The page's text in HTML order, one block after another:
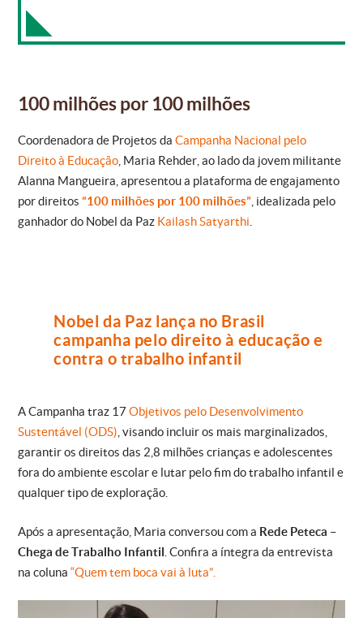
100 milhões por 100 milhões
Coordenadora de Projetos da Campanha Nacional pelo
Direito à Educação, Maria Rehder, ao lado da jovem militante
Alanna Mangueira, apresentou a plataforma de engajamento
por direitos “100 milhões por 100 milhões”, idealizada pelo
ganhador do Nobel da Paz Kailash Satyarthi.
Nobel da Paz lança no Brasil
campanha pelo direito à educação e
contra o trabalho infantil
A Campanha traz 17Objetivos pelo Desenvolvimento
Sustentável (ODS) , visando incluir os mais marginalizados,
garantir os direitos das 2,8 milhões crianças e adolescentes
fora do ambiente escolar e lutar pelo fim do trabalho infantil e
qualquer tipo de exploração.
Após a apresentação, Maria conversou com a Rede Peteca –
Chega de Trabalho Infantil . Confira a íntegra da entrevista
na coluna “Quem tem boca vai à luta”.